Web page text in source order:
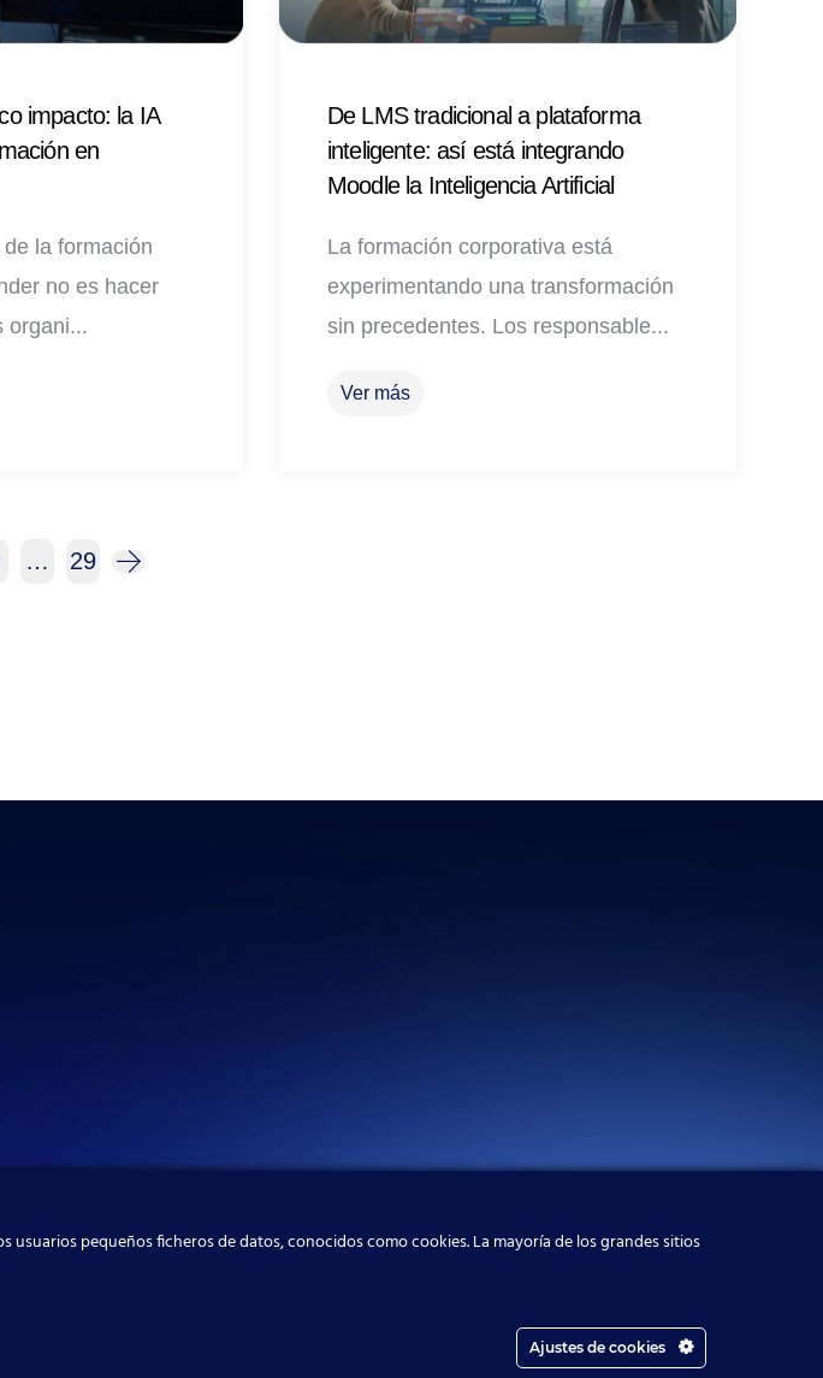
impacto: la IA
en
la formación
no es hacer
organi...
De LMS tradicional a plataforma
inteligente: así está integrando
Moodle la Inteligencia Artificial
La formación corporativa está
experimentando una transformación
sin precedentes. Los responsable...
Ver más
… 29
pequeños ficheros de datos, conocidos como cookies. La mayoría de los grandes sitios
Ajustes de cookies